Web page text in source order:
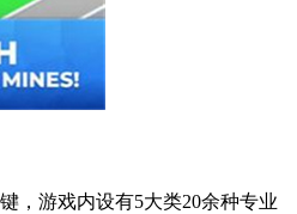
，游戏内设有5大类20余种专业